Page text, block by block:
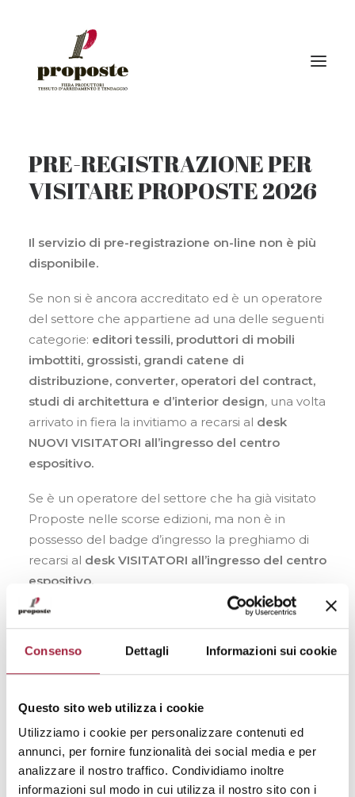
Consenso Dettagli Informazioni sui cookie
Questo sito web utilizza i cookie
Utilizziamo i cookie per personalizzare contenuti ed
annunci, per fornire funzionalità dei social media e per
analizzare il nostro traffico. Condividiamo inoltre
informazioni sul modo in cui utilizza il nostro sito con i
Home
La fiera
Visitatori | Come raggiungerci
Eventi
Gallery
Stampa
News
Contatti
IT
Ricerca
PRE-REGISTRAZIONE PER
VISITARE PROPOSTE 2026
Il servizio di pre-registrazione on-line non è più
disponibile.
Se non si è ancora accreditato ed è un operatore
del settore che appartiene ad una delle seguenti
categorie: editori tessili, produttori di mobili
imbottiti, grossisti, grandi catene di
distribuzione, converter, operatori del contract,
studi di architettura e d’interior design, una volta
arrivato in fiera la invitiamo a recarsi al desk
NUOVI VISITATORI all’ingresso del centro
espositivo.
Se è un operatore del settore che ha già visitato
Proposte nelle scorse edizioni, ma non è in
possesso del badge d’ingresso la preghiamo di
recarsi al desk VISITATORI all’ingresso del centro
espositivo.
Ricordiamo che:
Gli Agenti degli espositori
possono ritirare il
proprio e-badge aldesk AGENTI.
I Giornalisti possono ritirare il proprio e-badge al
desk PRESS.
I Fornitori possono visitare la manifestazione
unicamente giovedì 7 maggio 2026.